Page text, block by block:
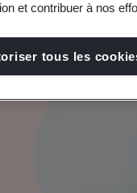
et contribuer à nos
tous les